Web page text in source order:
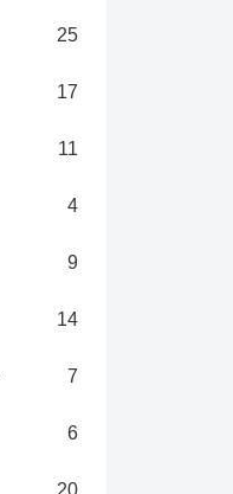
25
17
11
4
9
14
7
6
20